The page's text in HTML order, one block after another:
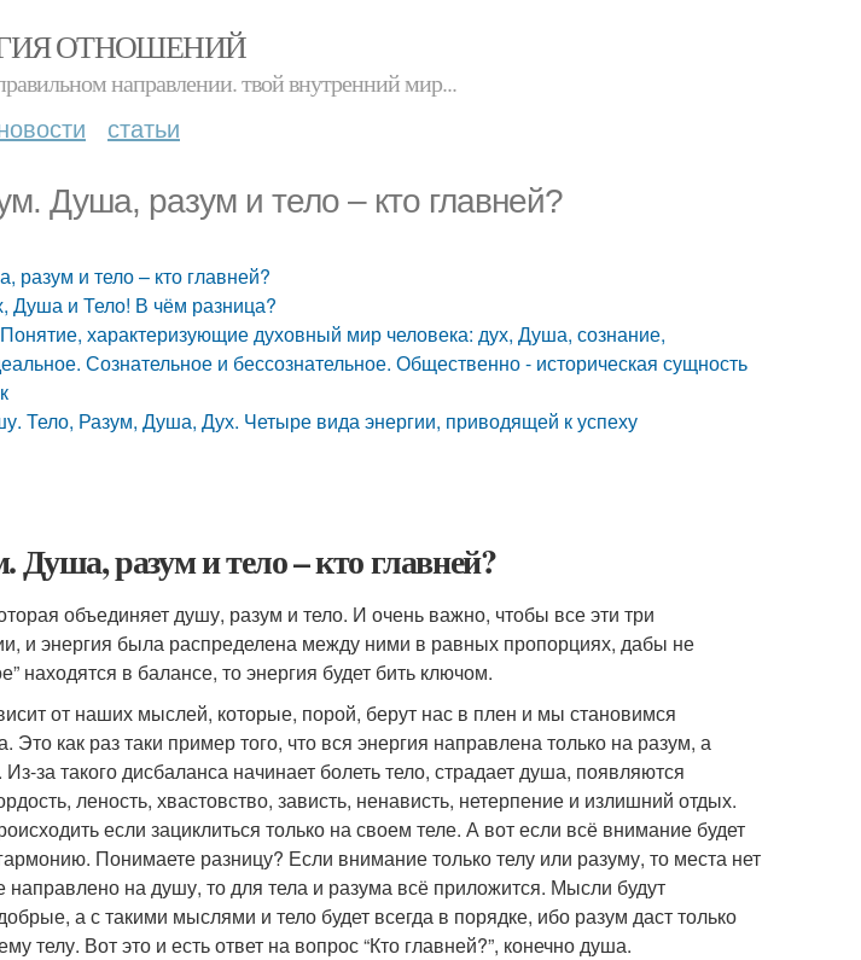
ОТНОШЕНИЙ
направлении. твой внутренний мир...
статьи
Душа, разум и тело – кто главней?
разум и тело – кто главней?
Душа и Тело! В чём разница?
характеризующие духовный мир человека: дух, Душа, сознание,
Сознательное и бессознательное. Общественно - историческая сущность
Тело, Разум, Душа, Дух. Четыре вида энергии, приводящей к успеху
Душа, разум и тело – кто главней?
объединяет душу, разум и тело. И очень важно, чтобы все эти три
и энергия была распределена между ними в равных пропорциях, дабы не
находятся в балансе, то энергия будет бить ключом.
от наших мыслей, которые, порой, берут нас в плен и мы становимся
Это как раз таки пример того, что вся энергия направлена только на разум, а
Из-за такого дисбаланса начинает болеть тело, страдает душа, появляются
леность, хвастовство, зависть, ненависть, нетерпение и излишний отдых.
если зациклиться только на своем теле. А вот если всё внимание будет
Понимаете разницу? Если внимание только телу или разуму, то места нет
на душу, то для тела и разума всё приложится. Мысли будут
а с такими мыслями и тело будет всегда в порядке, ибо разум даст только
телу. Вот это и есть ответ на вопрос “Кто главней?”, конечно душа.